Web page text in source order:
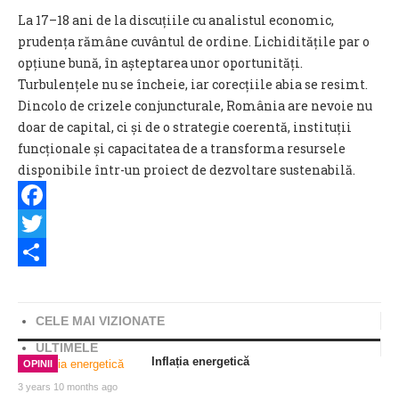
La 17–18 ani de la discuțiile cu analistul economic,
prudența rămâne cuvântul de ordine. Lichiditățile par o
opțiune bună, în așteptarea unor oportunități.
Turbulențele nu se încheie, iar corecțiile abia se resimt.
Dincolo de crizele conjuncturale, România are nevoie nu
doar de capital, ci și de o strategie coerentă, instituții
funcționale și capacitatea de a transforma resursele
disponibile într-un proiect de dezvoltare sustenabilă.
Facebook
Twitter
CELE MAI VIZIONATE
ULTIMELE
OPINII
3 years 10 months ago
Inflația energetică